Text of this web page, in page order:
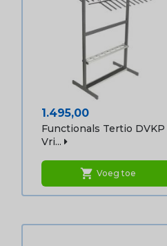
Prijs
1.495,00
Functionals Tertio DVKP
Vri...
shopping_cart Voeg toe